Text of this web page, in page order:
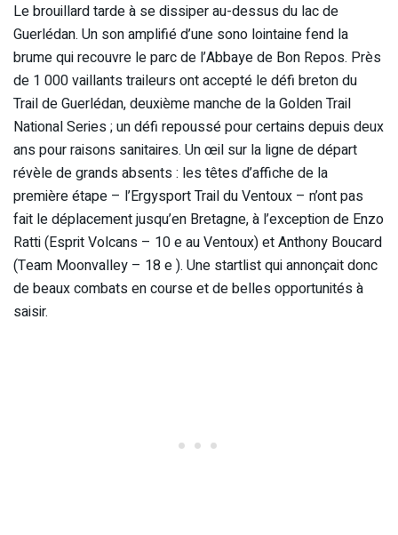
Le brouillard tarde à se dissiper au-dessus du lac de
Guerlédan. Un son amplifié d’une sono lointaine fend la
brume qui recouvre le parc de l’Abbaye de Bon Repos. Près
de 1 000 vaillants traileurs ont accepté le défi breton du
Trail de Guerlédan, deuxième manche de la Golden Trail
National Series ; un défi repoussé pour certains depuis deux
ans pour raisons sanitaires. Un œil sur la ligne de départ
révèle de grands absents : les têtes d’affiche de la
première étape – l’Ergysport Trail du Ventoux – n’ont pas
fait le déplacement jusqu’en Bretagne, à l’exception de Enzo
Ratti (Esprit Volcans – 10 e au Ventoux) et Anthony Boucard
(Team Moonvalley – 18 e ). Une startlist qui annonçait donc
de beaux combats en course et de belles opportunités à
saisir.